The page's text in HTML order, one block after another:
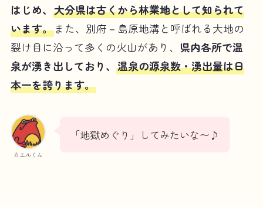
はじめ、 大分県は古くから林業地として知られて
います。また、別府－島原地溝と呼ばれる大地の
裂け目に沿って多くの火山があり、 県内各所で温
泉が湧き出しており、 温泉の源泉数・湧出量は日
本一を誇ります。
カエルくん
「地獄めぐり」してみたいな〜♪